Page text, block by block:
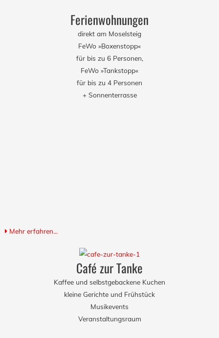
Ferienwohnungen
direkt am Moselsteig
FeWo »Boxenstopp«
für bis zu 6 Personen,
FeWo »Tankstopp«
für bis zu 4 Personen
+ Sonnenterrasse
Mehr erfahren...
Café zur Tanke
Kaffee und selbstgebackene Kuchen
kleine Gerichte und Frühstück
Musikevents
Veranstaltungsraum